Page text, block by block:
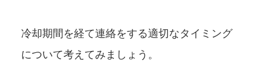
冷却期間を経て連絡をする適切なタイミング
について考えてみましょう。